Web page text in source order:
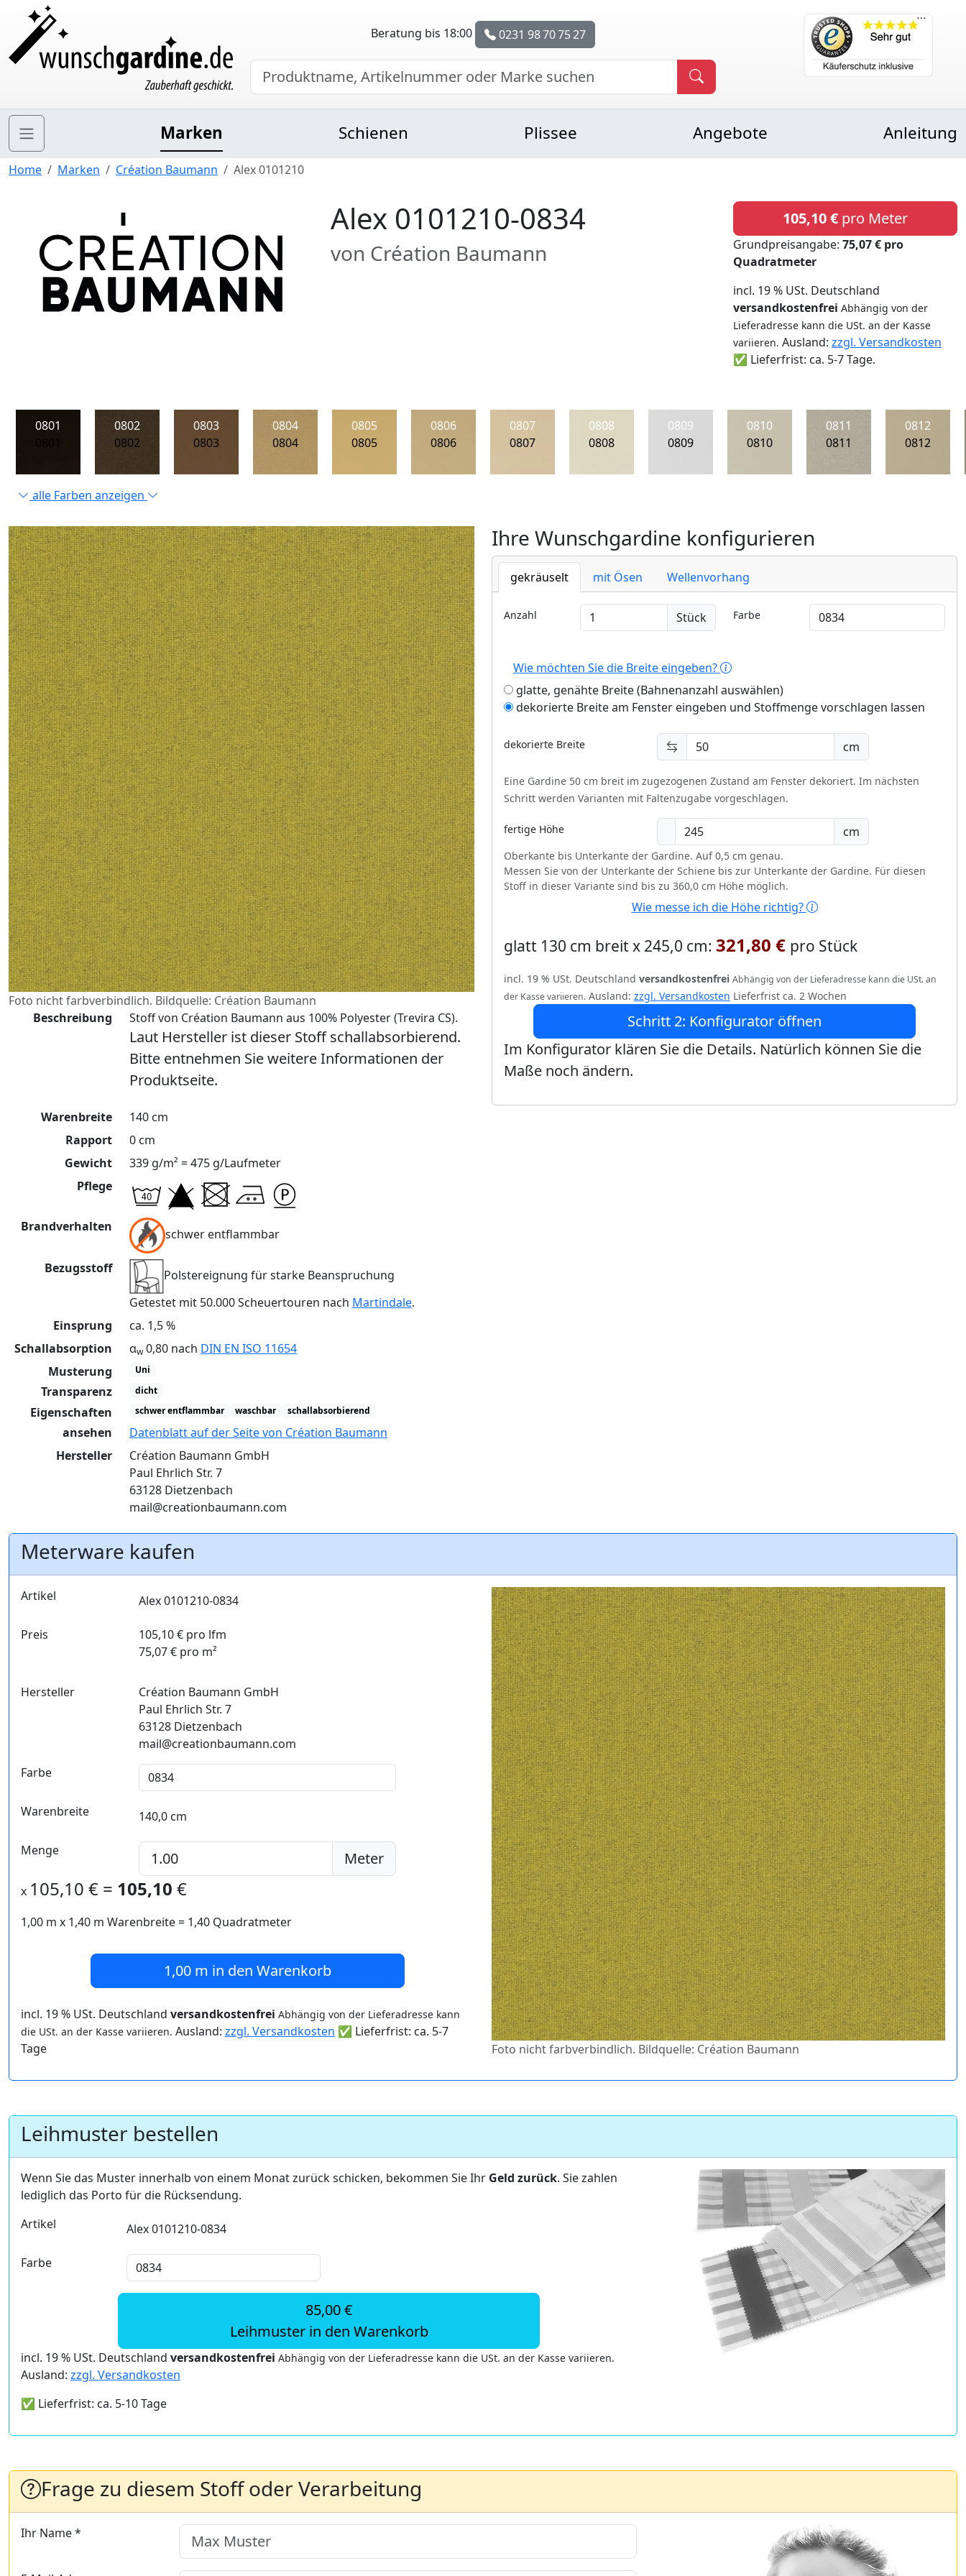
Beratung bis 18:00 0231 98 70 75 27
Marken Schienen Plissee Angebote Anleitung
Home Marken Création Baumann Alex 0101210
Alex 0101210-0834
von Création Baumann
105,10 € pro Meter
Grundpreisangabe: 75,07 € pro
Quadratmeter
incl. 19 % USt. Deutschland
versandkostenfrei Abhängig von der
Lieferadresse kann die USt. an der Kasse
variieren. Ausland: zzgl. Versandkosten
✅ Lieferfrist: ca. 5-7 Tage.
0801
0802
0802
0803
0803
0804
0804
0805
0805
0806
0806
0807
0807
0808
0808
0809
0809
0810
0810
0811
0811
0812
0812
alle Farben anzeigen
Foto nicht farbverbindlich. Bildquelle: Création Baumann
Beschreibung
Stoff von Création Baumann aus 100% Polyester (Trevira CS).
Laut Hersteller ist dieser Stoff schallabsorbierend.
Bitte entnehmen Sie weitere Informationen der
Produktseite.
Warenbreite
140 cm
Rapport
0 cm
Gewicht
339 g/m² = 475 g/Laufmeter
Pflege
Brandverhalten
schwer entflammbar
Bezugsstoff
Polstereignung für starke Beanspruchung
Getestet mit 50.000 Scheuertouren nach Martindale.
Einsprung
ca. 1,5 %
Schallabsorption
αw0,80 nach DIN EN ISO 11654
Musterung
Uni
Transparenz dicht
Eigenschaften schwer entflammbar waschbar schallabsorbierend
ansehen
Datenblatt auf der Seite von Création Baumann
Hersteller
Création Baumann GmbH
Paul Ehrlich Str. 7
63128 Dietzenbach
mail@creationbaumann.com
Ihre Wunschgardine konfigurieren
gekräuselt mit Ösen Wellenvorhang
Anzahl Stück Farbe
Wie möchten Sie die Breite eingeben?
glatte, genähte Breite (Bahnenanzahl auswählen)
dekorierte Breite am Fenster eingeben und Stoffmenge vorschlagen lassen
dekorierte Breite cm
Eine Gardine 50 cm breit im zugezogenen Zustand am Fenster dekoriert. Im nächsten
Schritt werden Varianten mit Faltenzugabe vorgeschlagen.
fertige Höhe cm
Oberkante bis Unterkante der Gardine. Auf 0,5 cm genau.
Messen Sie von der Unterkante der Schiene bis zur Unterkante der Gardine. Für diesen
Stoff in dieser Variante sind bis zu 360,0 cm Höhe möglich.
Wie messe ich die Höhe richtig?
glatt 130 cm breit x 245,0 cm: 321,80 € pro Stück
incl. 19 % USt. Deutschland versandkostenfrei Abhängig von der Lieferadresse kann die USt. an
der Kasse variieren. Ausland: zzgl. Versandkosten Lieferfrist ca. 2 Wochen
Schritt 2: Konfigurator öffnen
Im Konfigurator klären Sie die Details. Natürlich können Sie die
Maße noch ändern.
Meterware kaufen
Artikel Alex 0101210-0834
Preis
105,10 € pro lfm
75,07 € pro m²
Hersteller
Création Baumann GmbH
Paul Ehrlich Str. 7
63128 Dietzenbach
mail@creationbaumann.com
Farbe
Warenbreite 140,0 cm
Menge Meter
x 105,10 € = 105,10 €
1,00 m x 1,40 m Warenbreite = 1,40 Quadratmeter
1,00 m in den Warenkorb
incl. 19 % USt. Deutschland versandkostenfrei Abhängig von der Lieferadresse kann
die USt. an der Kasse variieren. Ausland: zzgl. Versandkosten ✅ Lieferfrist: ca. 5-7
Tage
Foto nicht farbverbindlich. Bildquelle: Création Baumann
Leihmuster bestellen
Wenn Sie das Muster innerhalb von einem Monat zurück schicken, bekommen Sie Ihr Geld zurück. Sie zahlen
lediglich das Porto für die Rücksendung.
Artikel
Alex 0101210-0834
Farbe
85,00 €
Leihmuster in den Warenkorb
incl. 19 % USt. Deutschland versandkostenfrei Abhängig von der Lieferadresse kann die USt. an der Kasse variieren.
Ausland: zzgl. Versandkosten
✅ Lieferfrist: ca. 5-10 Tage
Frage zu diesem Stoff oder Verarbeitung
Ihr Name *